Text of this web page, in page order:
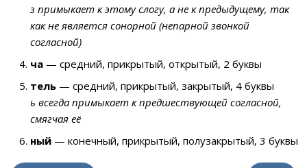
з примыкает к этому слогу, а не к предыдущему, так
как не является сонорной (непарной звонкой
согласной)
ча — средний, прикрытый, открытый, 2 буквы
тель — средний, прикрытый, закрытый, 4 буквы
ь всегда примыкает к предшествующей согласной,
смягчая её
ный — конечный, прикрытый, полузакрытый, 3 буквы